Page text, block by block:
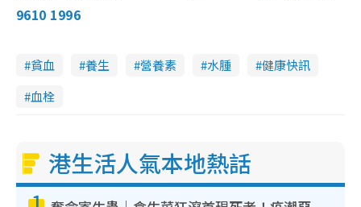
9610 1996
貧血 養生 營養素 水腫
健康快訊
血栓
港生活人氣本地熱話
1